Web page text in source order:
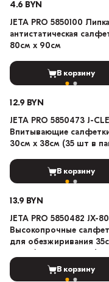
4.6 BYN
JETA PRO 5850100
антистатическая
80см х 90см
В корзину
12.9 BYN
JETA PRO 5850473 J-
Впитывающие
30см х 38см (35 шт в
В корзину
13.9 BYN
JETA PRO 5850482 JX-80
Высокопрочные
для обезжиривания
В корзину